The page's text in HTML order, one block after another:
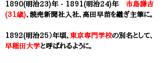
1890(明治23)年 - 1891(明治24)年 市島謙吉
(31歳)、読売新聞社入社、 高田早苗を継ぎ主筆に。
1892(明治25）年頃、 東京専門学校の別名として、
早稲田大学と呼ばれるように。